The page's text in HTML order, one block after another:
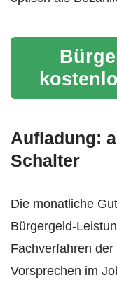
Aufladung:
Schalter
Die monatliche
Bürgergeld-
Fachverfahren
Vorsprechen im